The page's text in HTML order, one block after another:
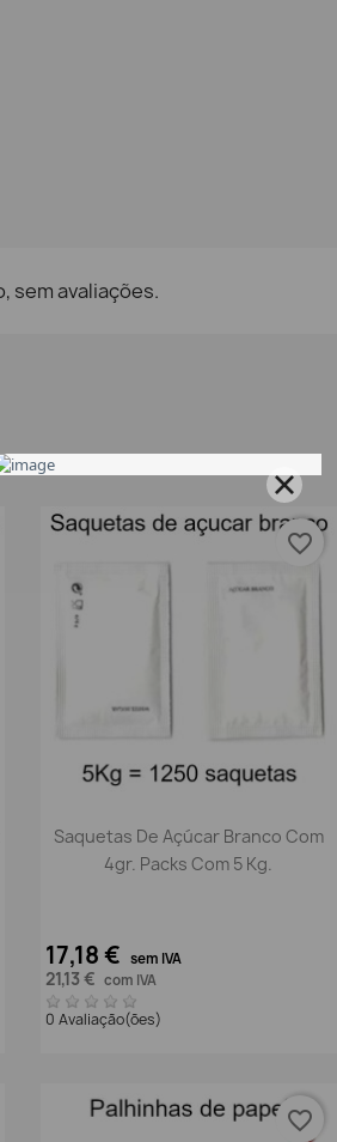
sem avaliações.
 Vista rápida
Saquetas De Açúcar Branco Com
4gr. Packs Com 5 Kg.
17,18 € sem IVA
21,13 € com IVA
0 Avaliação(ões)
favorite_border
favorite_border